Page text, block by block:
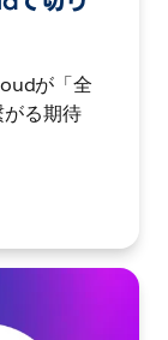
が「全
る期待